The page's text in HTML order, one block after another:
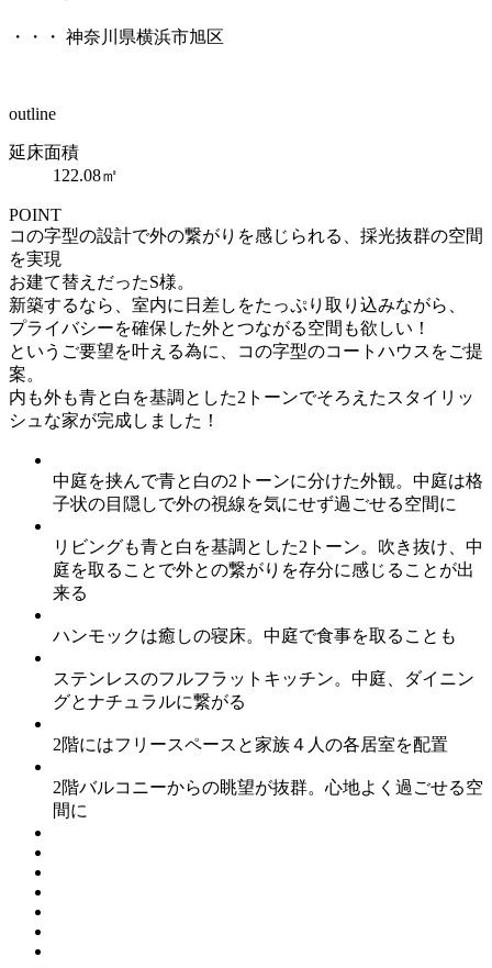
・ ・ ・ 神奈川県横浜市旭区
outline
延床面積
122.08㎡
POINT
コの字型の設計で外の繋がりを感じられる、採光抜群の空間
を実現
お建て替えだったS様。
新築するなら、室内に日差しをたっぷり取り込みながら、
プライバシーを確保した外とつながる空間も欲しい！
というご要望を叶える為に、コの字型のコートハウスをご提
案。
内も外も青と白を基調とした2トーンでそろえたスタイリッ
シュな家が完成しました！
中庭を挟んで青と白の2トーンに分けた外観。中庭は格
子状の目隠しで外の視線を気にせず過ごせる空間に
リビングも青と白を基調とした2トーン。吹き抜け、中
庭を取ることで外との繋がりを存分に感じることが出
来る
ハンモックは癒しの寝床。中庭で食事を取ることも
ステンレスのフルフラットキッチン。中庭、ダイニン
グとナチュラルに繋がる
2階にはフリースペースと家族４人の各居室を配置
2階バルコニーからの眺望が抜群。心地よく過ごせる空
間に